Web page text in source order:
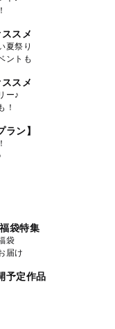
スメ
夏祭り
ントも
スメ
ー♪
！
ン】
袋特集
袋
届け
予定作品